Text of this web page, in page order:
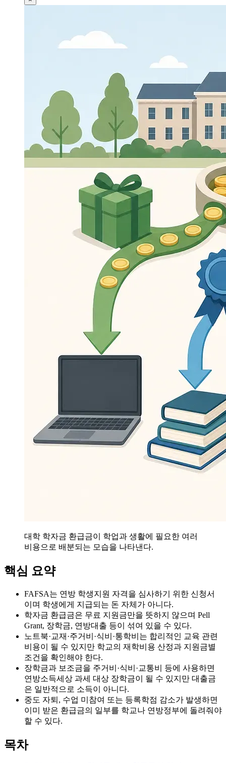
대학 학자금 환급금이 학업과 생활에 필요한 여러
비용으로 배분되는 모습을 나타낸다.
핵심 요약
FAFSA는 연방 학생지원 자격을 심사하기 위한 신청서
이며 학생에게 지급되는 돈 자체가 아니다.
학자금 환급금은 무료 지원금만을 뜻하지 않으며 Pell
Grant, 장학금, 연방대출 등이 섞여 있을 수 있다.
노트북·교재·주거비·식비·통학비는 합리적인 교육 관련
비용이 될 수 있지만 학교의 재학비용 산정과 지원금별
조건을 확인해야 한다.
장학금과 보조금을 주거비·식비·교통비 등에 사용하면
연방소득세상 과세 대상 장학금이 될 수 있지만 대출금
은 일반적으로 소득이 아니다.
중도 자퇴, 수업 미참여 또는 등록학점 감소가 발생하면
이미 받은 환급금의 일부를 학교나 연방정부에 돌려줘야
할 수 있다.
목차